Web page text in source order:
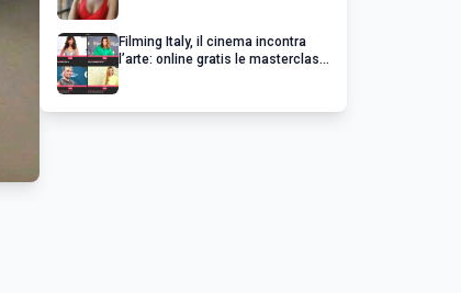
Filming Italy, il cinema incontra
l’arte: online gratis le masterclass